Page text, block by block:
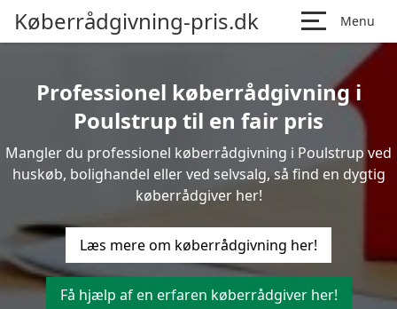
Køberrådgivning-pris.dk Menu
Professionel køberrådgivning i
Poulstrup til en fair pris
Mangler du professionel køberrådgivning i Poulstrup ved
huskøb, bolighandel eller ved selvsalg, så find en dygtig
køberrådgiver her!
Læs mere om køberrådgivning her!
Få hjælp af en erfaren køberrådgiver her!